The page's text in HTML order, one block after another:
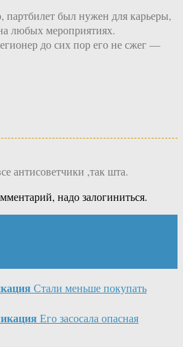
был нужен для карьеры,
любых мероприятиях.
до сих пор его не сжег —
антисоветчики ,так шта.
надо залогиниться.
Стали меньше покупать
Его засосала опасная